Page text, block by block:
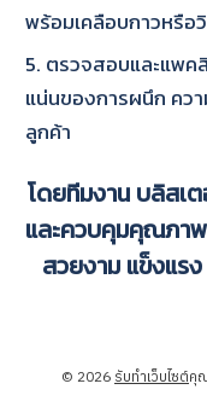
พร้อมเคลือบกาวหรือ
5. ตรวจสอบและแพ
แน่นของการผนึก คว
ลูกค้า
โดยทีมงาน บลิสเ
และควบคุมคุณภาพ
สวยงาม แข็งแร
© 2026 รับทำเว็บไซต์คุ